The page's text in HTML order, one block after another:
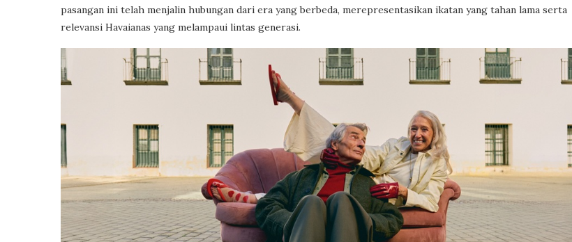
pasangan ini telah menjalin hubungan dari era yang berbeda, merepresentasikan ikatan yang tahan lama serta
relevansi Havaianas yang melampaui lintas generasi.